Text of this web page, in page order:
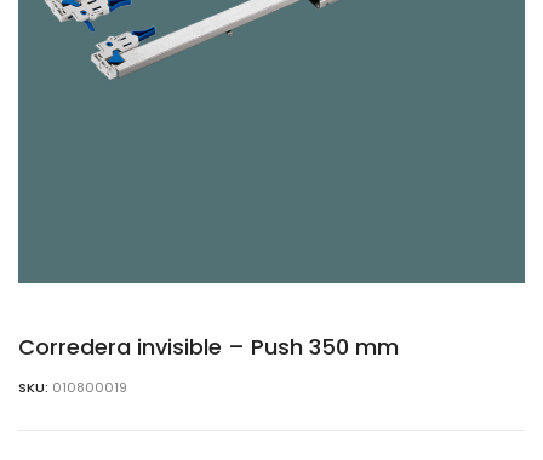
Corredera invisible – Push 350 mm
SKU: 010800019